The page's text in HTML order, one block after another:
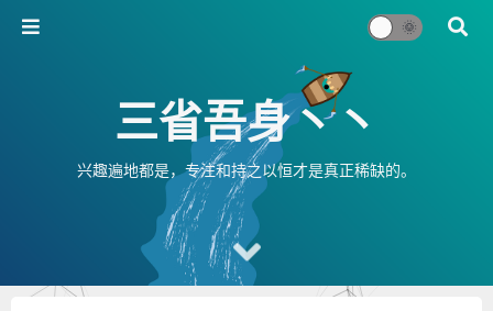
三省吾身丶丶
兴趣遍地都是，专注和持之以恒才是真正稀缺的。